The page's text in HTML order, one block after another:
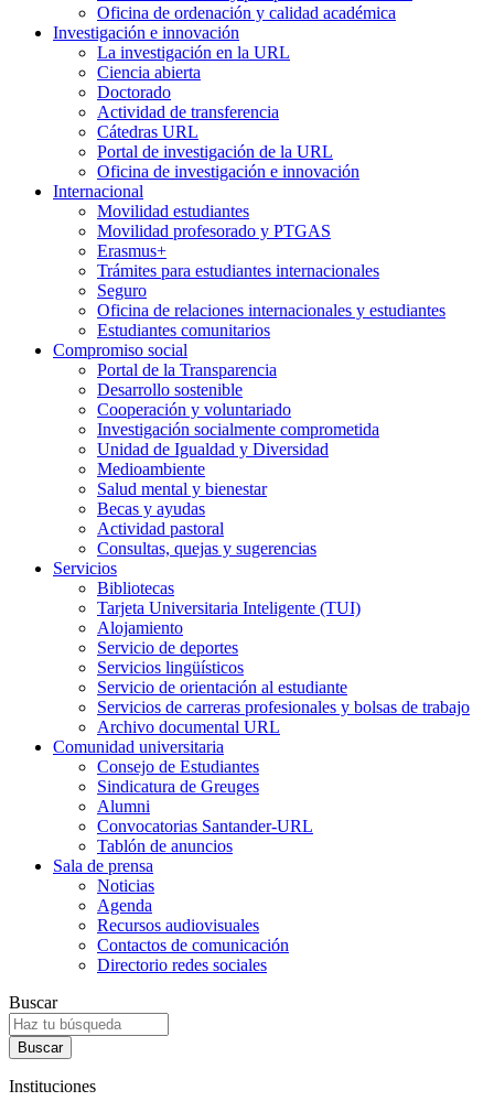
Oficina de ordenación y calidad académica
Investigación e innovación
La investigación en la URL
Ciencia abierta
Doctorado
Actividad de transferencia
Cátedras URL
Portal de investigación de la URL
Oficina de investigación e innovación
Internacional
Movilidad estudiantes
Movilidad profesorado y PTGAS
Erasmus+
Trámites para estudiantes internacionales
Seguro
Oficina de relaciones internacionales y estudiantes
Estudiantes comunitarios
Compromiso social
Portal de la Transparencia
Desarrollo sostenible
Cooperación y voluntariado
Investigación socialmente comprometida
Unidad de Igualdad y Diversidad
Medioambiente
Salud mental y bienestar
Becas y ayudas
Actividad pastoral
Consultas, quejas y sugerencias
Servicios
Bibliotecas
Tarjeta Universitaria Inteligente (TUI)
Alojamiento
Servicio de deportes
Servicios lingüísticos
Servicio de orientación al estudiante
Servicios de carreras profesionales y bolsas de trabajo
Archivo documental URL
Comunidad universitaria
Consejo de Estudiantes
Sindicatura de Greuges
Alumni
Convocatorias Santander-URL
Tablón de anuncios
Sala de prensa
Noticias
Agenda
Recursos audiovisuales
Contactos de comunicación
Directorio redes sociales
Buscar
Instituciones